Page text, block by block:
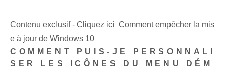
Contenu exclusif - Cliquez ici Comment empêcher la mis
e à jour de Windows 10
COMMENT PUIS-JE PERSONNALI
SER LES ICÔNES DU MENU DÉM